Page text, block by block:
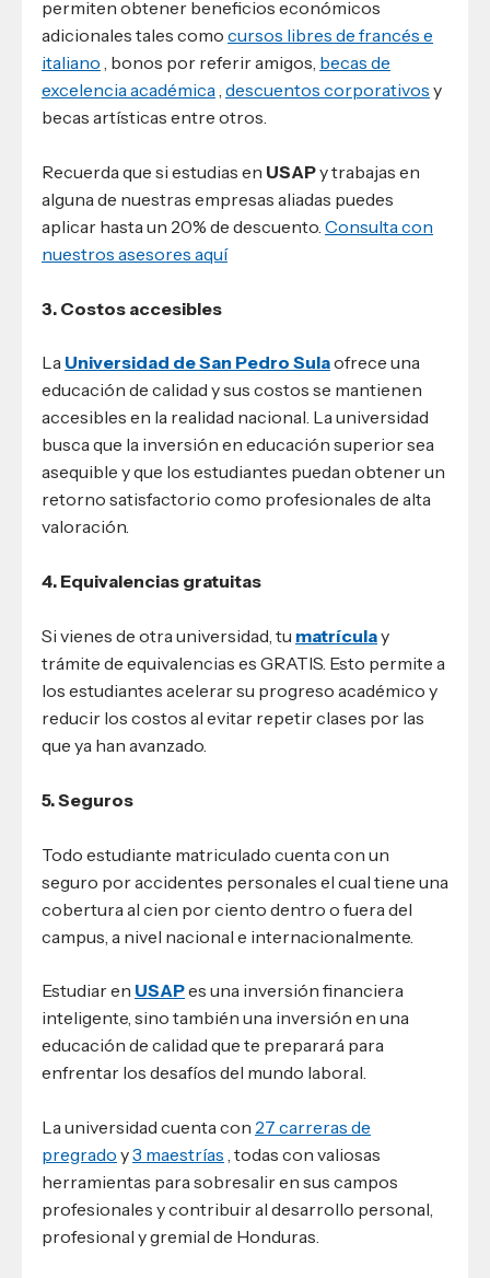
permiten obtener beneficios económicos
adicionales tales como cursos libres de francés e
italiano , bonos por referir amigos, becas de
excelencia académica descuentos corporativos y
becas artísticas entre otros.
Recuerda que si estudias en USAPy trabajas en
alguna de nuestras empresas aliadas puedes
aplicar hasta un 20% de descuento. Consulta con
nuestros asesores aquí
3. Costos accesibles
La Universidad de San Pedro Sulaofrece una
educación de calidad y sus costos se mantienen
accesibles en la realidad nacional. La universidad
busca que la inversión en educación superior sea
asequible y que los estudiantes puedan obtener un
retorno satisfactorio como profesionales de alta
valoración.
4. Equivalencias gratuitas
Si vienes de otra universidad, tu matrículay
trámite de equivalencias es GRATIS. Esto permite a
los estudiantes acelerar su progreso académico y
reducir los costos al evitar repetir clases por las
que ya han avanzado.
5. Seguros
Todo estudiante matriculado cuenta con un
seguro por accidentes personales el cual tiene una
cobertura al cien por ciento dentro o fuera del
campus, a nivel nacional e internacionalmente.
Estudiar en USAPes una inversión financiera
inteligente, sino también una inversión en una
educación de calidad que te preparará para
enfrentar los desafíos del mundo laboral.
La universidad cuenta con 27 carreras de
pregrado y3 maestrías , todas con valiosas
herramientas para sobresalir en sus campos
profesionales y contribuir al desarrollo personal,
profesional y gremial de Honduras.